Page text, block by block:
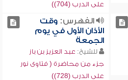
على الدرب (704))
الفهرس: وقت
الأذان الأول في يوم
الجمعة
للشيخ: عبد العزيز بن باز
جزء من محاضرة ( فتاوى نور
على الدرب (728))